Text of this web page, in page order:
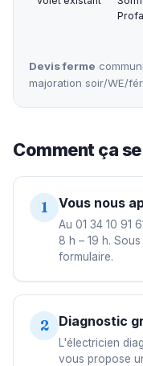
Devis ferme
majoration soir/WE/
Comment ça
1 Vous nous
Au 01 34 10 91
8 h – 19 h.
formulaire.
2 Diagnostic
L'électricien
vous propose